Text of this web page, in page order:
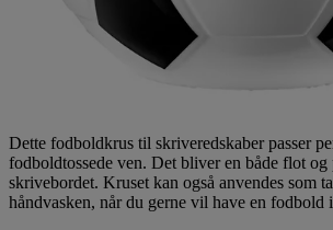
Dette fodboldkrus til skriveredskaber passer
fodboldtossede ven. Det bliver en både flot og
skrivebordet. Kruset kan også anvendes som
håndvasken, når du gerne vil have en fodbold